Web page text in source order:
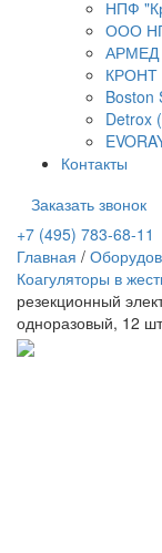
НПФ
ООО
АРМЕД
КРОНТ
Detrox
Контакты
Заказать звонок
+7 (495) 783-68-11
Главная /
Коагуляторы в
резекционный
одноразовый, 12